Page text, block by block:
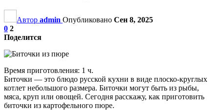
Автор admin Опубликовано Сен 8, 2025
0 2
Поделится
Время приготовления: 1 ч.
Биточки — это блюдо русской кухни в виде плоско-круглых
котлет небольшого размера. Биточки могут быть из рыбы,
мяса, круп или овощей. Сегодня расскажу, как приготовить
биточки из картофельного пюре.